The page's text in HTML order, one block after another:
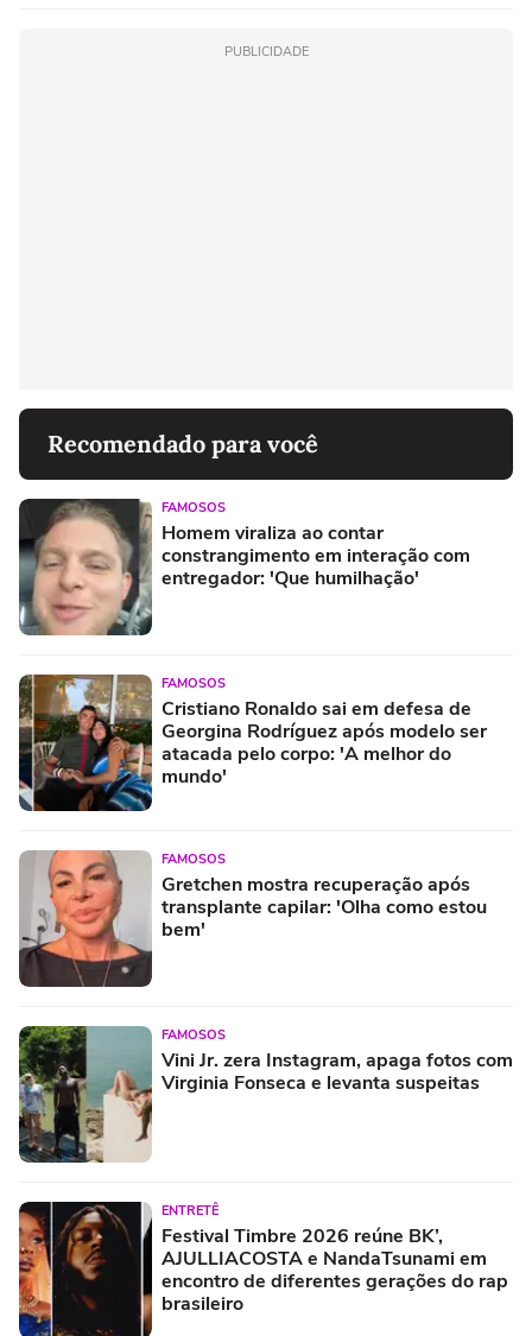
PUBLICIDADE
Recomendado para você
FAMOSOS
Homem viraliza ao contar
constrangimento em interação com
entregador: 'Que humilhação'
FAMOSOS
Cristiano Ronaldo sai em defesa de
Georgina Rodríguez após modelo ser
atacada pelo corpo: 'A melhor do
mundo'
FAMOSOS
Gretchen mostra recuperação após
transplante capilar: 'Olha como estou
bem'
FAMOSOS
Vini Jr. zera Instagram, apaga fotos com
Virginia Fonseca e levanta suspeitas
ENTRETÊ
Festival Timbre 2026 reúne BK’,
AJULLIACOSTA e NandaTsunami em
encontro de diferentes gerações do rap
brasileiro